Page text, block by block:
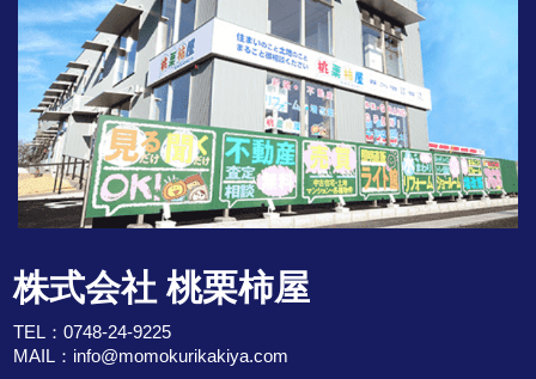
株式会社 桃栗柿屋
TEL：0748-24-9225
MAIL： info@momokurikakiya.com